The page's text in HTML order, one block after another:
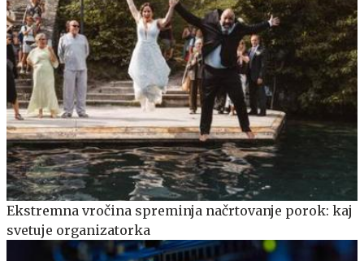
Ekstremna vročina spreminja načrtovanje porok: kaj
svetuje organizatorka